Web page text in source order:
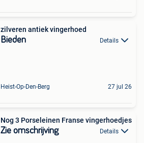
zilveren antiek vingerhoed
Bieden Details
Heist-Op-Den-Berg 27 jul 26
Nog 3 Porseleinen Franse vingerhoedjes
Zie omschrijving Details